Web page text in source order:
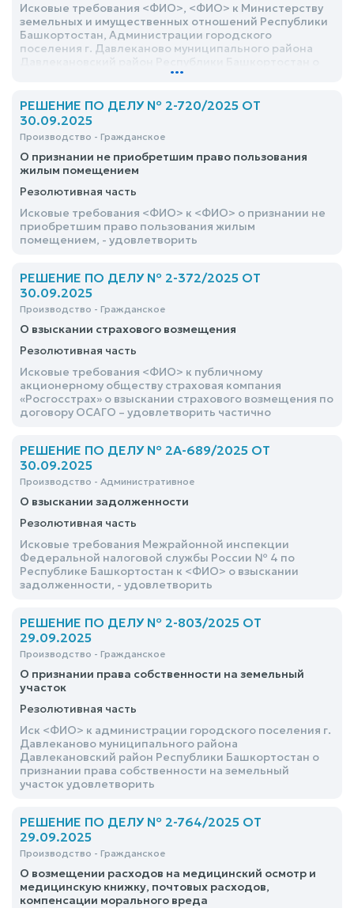
Исковые требования <ФИО>, <ФИО> к Министерству
земельных и имущественных отношений Республики
Башкортостан, Администрации городского
поселения г. Давлеканово муниципального района
признании права собственности на приобретение в
...
РЕШЕНИЕ ПО ДЕЛУ № 2-720/2025 ОТ
30.09.2025
Производство - Гражданское
О признании не приобретшим право пользования
жилым помещением
Резолютивная часть
Исковые требования <ФИО> к <ФИО> о признании не
приобретшим право пользования жилым
помещением, - удовлетворить
РЕШЕНИЕ ПО ДЕЛУ № 2-372/2025 ОТ
30.09.2025
Производство - Гражданское
О взыскании страхового возмещения
Резолютивная часть
Исковые требования <ФИО> к публичному
акционерному обществу страховая компания
«Росгосстрах» о взыскании страхового возмещения по
договору ОСАГО – удовлетворить частично
РЕШЕНИЕ ПО ДЕЛУ № 2А-689/2025 ОТ
30.09.2025
Производство - Административное
О взыскании задолженности
Резолютивная часть
Исковые требования Межрайонной инспекции
Федеральной налоговой службы России № 4 по
Республике Башкортостан к <ФИО> о взыскании
задолженности, - удовлетворить
РЕШЕНИЕ ПО ДЕЛУ № 2-803/2025 ОТ
29.09.2025
Производство - Гражданское
О признании права собственности на земельный
участок
Резолютивная часть
Иск <ФИО> к администрации городского поселения г.
Давлеканово муниципального района
Давлекановский район Республики Башкортостан о
признании права собственности на земельный
участок удовлетворить
РЕШЕНИЕ ПО ДЕЛУ № 2-764/2025 ОТ
29.09.2025
Производство - Гражданское
О возмещении расходов на медицинский осмотр и
медицинскую книжку, почтовых расходов,
компенсации морального вреда